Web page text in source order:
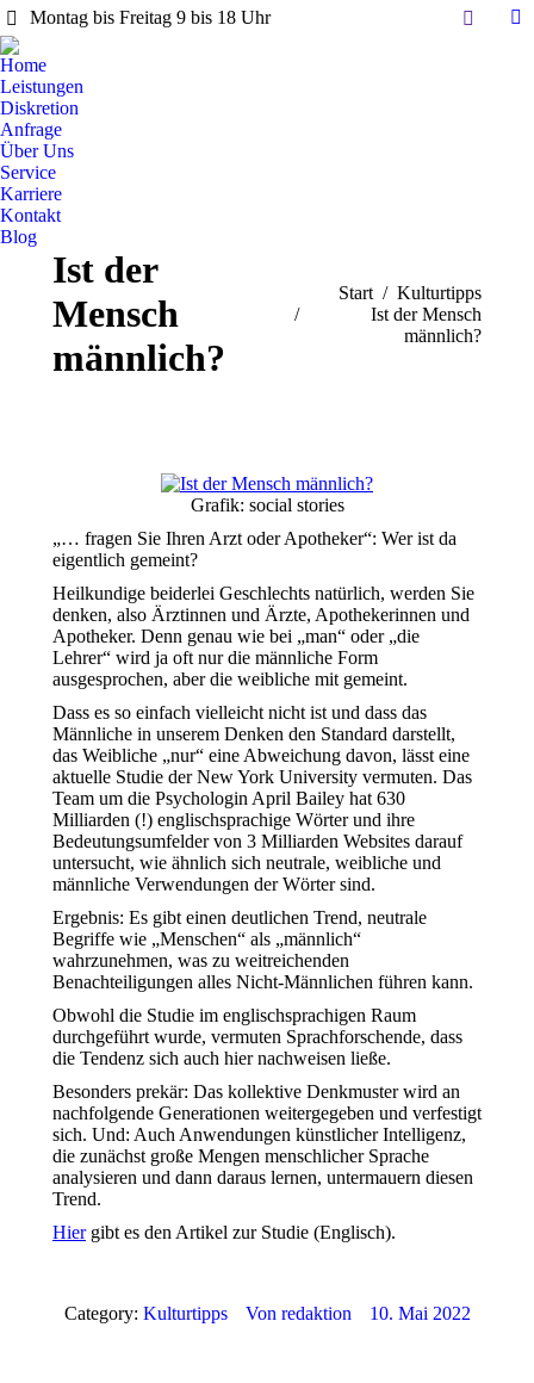
Montag bis Freitag 9 bis 18 Uhr Search:
Home
Leistungen
Diskretion
Anfrage
Über Uns
Service
Karriere
Kontakt
Blog
Ist der
Mensch
männlich?
Sie befinden sich hier:
Start
Kulturtipps
Ist der Mensch
männlich?
Grafik: social stories
„… fragen Sie Ihren Arzt oder Apotheker“: Wer ist da
eigentlich gemeint?
Heilkundige beiderlei Geschlechts natürlich, werden Sie
denken, also Ärztinnen und Ärzte, Apothekerinnen und
Apotheker. Denn genau wie bei „man“ oder „die
Lehrer“ wird ja oft nur die männliche Form
ausgesprochen, aber die weibliche mit gemeint.
Dass es so einfach vielleicht nicht ist und dass das
Männliche in unserem Denken den Standard darstellt,
das Weibliche „nur“ eine Abweichung davon, lässt eine
aktuelle Studie der New York University vermuten. Das
Team um die Psychologin April Bailey hat 630
Milliarden (!) englischsprachige Wörter und ihre
Bedeutungsumfelder von 3 Milliarden Websites darauf
untersucht, wie ähnlich sich neutrale, weibliche und
männliche Verwendungen der Wörter sind.
Ergebnis: Es gibt einen deutlichen Trend, neutrale
Begriffe wie „Menschen“ als „männlich“
wahrzunehmen, was zu weitreichenden
Benachteiligungen alles Nicht-Männlichen führen kann.
Obwohl die Studie im englischsprachigen Raum
durchgeführt wurde, vermuten Sprachforschende, dass
die Tendenz sich auch hier nachweisen ließe.
Besonders prekär: Das kollektive Denkmuster wird an
nachfolgende Generationen weitergegeben und verfestigt
sich. Und: Auch Anwendungen künstlicher Intelligenz,
die zunächst große Mengen menschlicher Sprache
analysieren und dann daraus lernen, untermauern diesen
Trend.
Hiergibt es den Artikel zur Studie (Englisch).
Category: Kulturtipps Von redaktion 10. Mai 2022